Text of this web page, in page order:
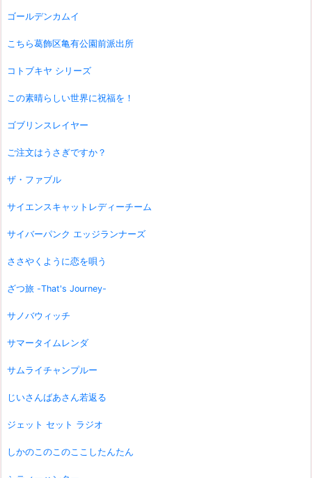
ゴールデンカムイ
こちら葛飾区亀有公園前派出所
コトブキヤ シリーズ
この素晴らしい世界に祝福を！
ゴブリンスレイヤー
ご注文はうさぎですか？
ザ・ファブル
サイエンスキャットレディーチーム
サイバーパンク エッジランナーズ
ささやくように恋を唄う
ざつ旅 -That's Journey-
サノバウィッチ
サマータイムレンダ
サムライチャンプルー
じいさんばあさん若返る
ジェット セット ラジオ
しかのこのこのここしたんたん